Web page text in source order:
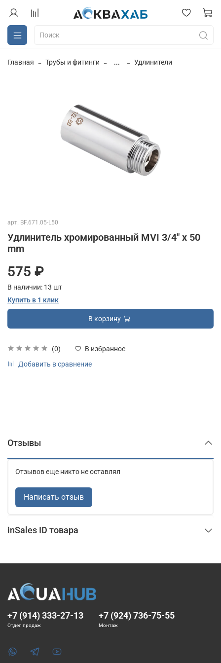
Главная Трубы и фитинги ... Удлинители
арт. BF.671.05-L50
Удлинитель хромированный MVI 3/4" x 50
mm
(0)
В избранное
Добавить в сравнение
575 ₽
В наличии: 13 шт
Купить в 1 клик
В корзину
Отзывы
Отзывов еще никто не оставлял
Написать отзыв
inSales ID товара
+7 (914) 333-27-13
Отдел продаж
+7 (924) 736-75-55
Монтаж